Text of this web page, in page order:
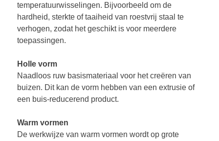
temperatuurwisselingen. Bijvoorbeeld om de
hardheid, sterkte of taaiheid van roestvrij staal te
verhogen, zodat het geschikt is voor meerdere
toepassingen.
Holle vorm
Naadloos ruw basismateriaal voor het creëren van
buizen. Dit kan de vorm hebben van een extrusie of
een buis-reducerend product.
Warm vormen
De werkwijze van warm vormen wordt op grote